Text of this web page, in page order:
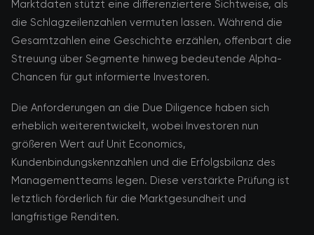
Marktdaten stützt eine differenziertere Sichtweise, als
die Schlagzeilenzahlen vermuten lassen. Während die
Gesamtzahlen eine Geschichte erzählen, offenbart die
Streuung über Segmente hinweg bedeutende Alpha-
Chancen für gut informierte Investoren.
Die Anforderungen an die Due Diligence haben sich
erheblich weiterentwickelt, wobei Investoren nun
größeren Wert auf Unit Economics,
Kundenbindungskennzahlen und die Erfolgsbilanz des
Managementteams legen. Diese verstärkte Prüfung ist
letztlich förderlich für die Marktgesundheit und
langfristige Renditen.